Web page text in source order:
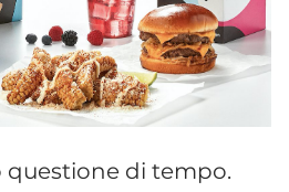
questione di tempo.